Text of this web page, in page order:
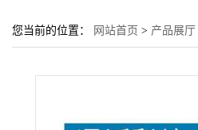
您当前的位置： 网站首页 > 产品展厅